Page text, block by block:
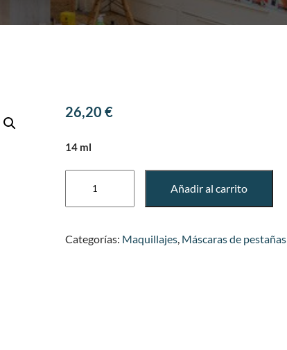
26,20€
14 ml
Pestañas
Añadir al carrito
Categorías: Maquillajes, Máscaras de pestañas